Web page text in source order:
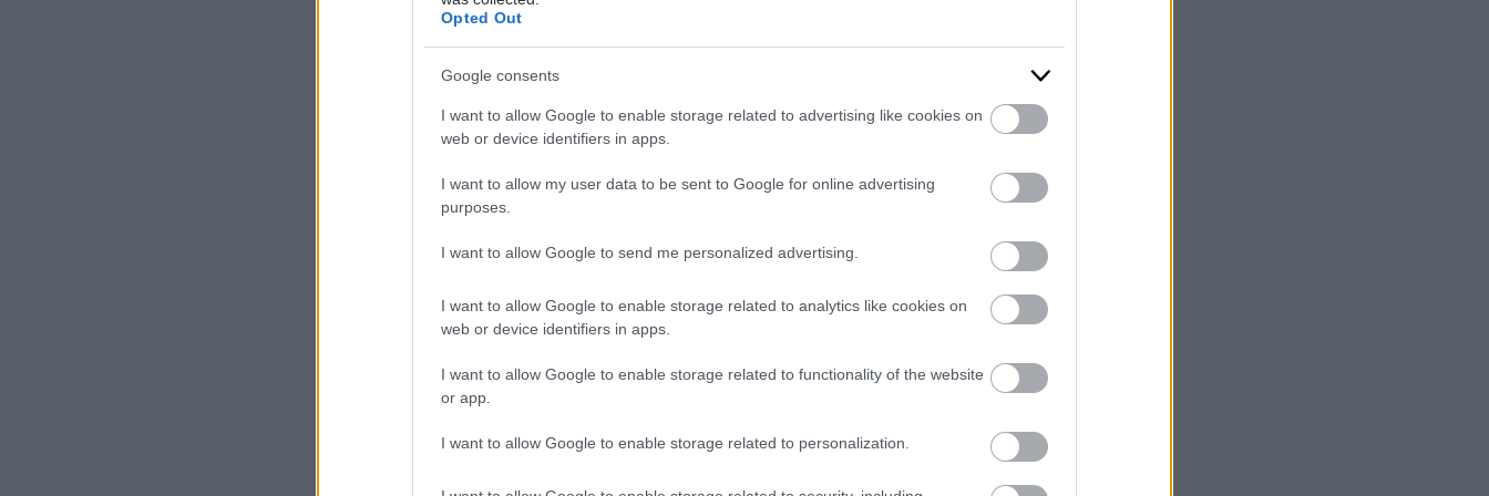
Opted Out
Google consents
I want to allow Google to enable storage related to advertising like cookies on
web or device identifiers in apps.
I want to allow my user data to be sent to Google for online advertising
purposes.
I want to allow Google to send me personalized advertising.
I want to allow Google to enable storage related to analytics like cookies on
web or device identifiers in apps.
I want to allow Google to enable storage related to functionality of the website
or app.
I want to allow Google to enable storage related to personalization.
ζουν με μια ‘’αόρατη’’
Παγκόσμια Ημέρα
Πάρκινσον: Ένας στους δύο